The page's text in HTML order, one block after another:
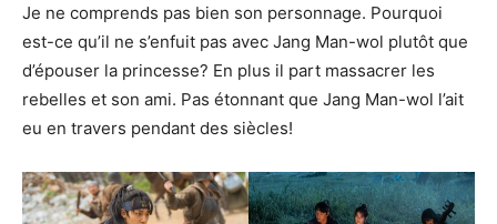
Je ne comprends pas bien son personnage. Pourquoi
est-ce qu’il ne s’enfuit pas avec Jang Man-wol plutôt que
d’épouser la princesse? En plus il part massacrer les
rebelles et son ami. Pas étonnant que Jang Man-wol l’ait
eu en travers pendant des siècles!